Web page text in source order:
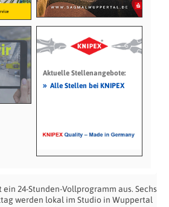
Aktuelle Stellenangebote:
» Alle Stellen bei KNIPEX
24-Stunden-Vollprogramm aus. Sechs
werden lokal im Studio in Wuppertal